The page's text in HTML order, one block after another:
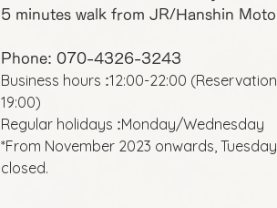
5 minutes walk from JR/Hanshin
Phone: 070-4326-3243
Business hours :12:00-22:00
19:00)
Regular holidays :Monday/Wednesday
*From November 2023 onwards,
closed.